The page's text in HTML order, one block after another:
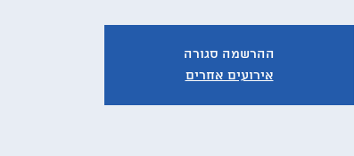
ההרשמה סגורה
אירועים אחרים